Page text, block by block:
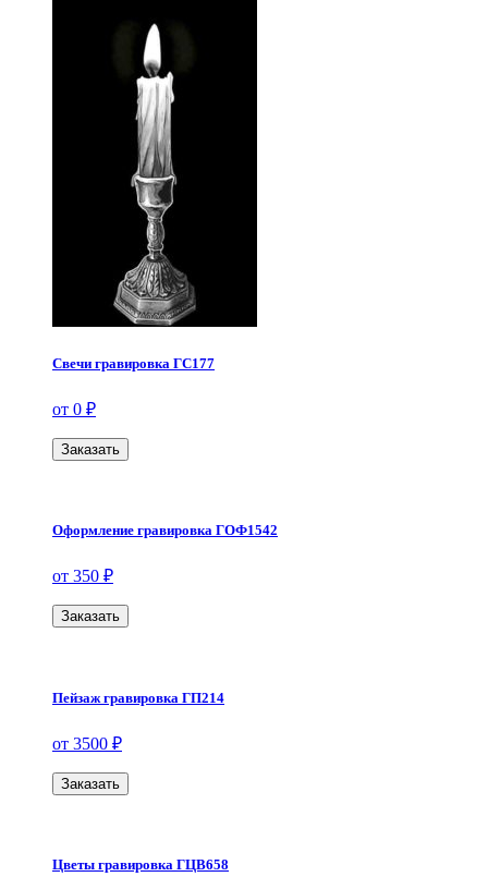
Свечи гравировка ГС177
от 0 ₽
Заказать
Оформление гравировка ГОФ1542
от 350 ₽
Заказать
Пейзаж гравировка ГП214
от 3500 ₽
Заказать
Цветы гравировка ГЦВ658